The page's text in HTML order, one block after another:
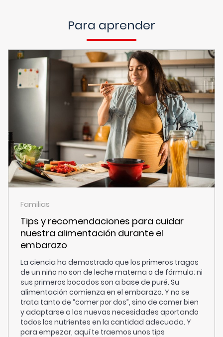
Para aprender
Familias
Tips y recomendaciones para cuidar
nuestra alimentación durante el
embarazo
La ciencia ha demostrado que los primeros tragos
de un niño no son de leche materna o de fórmula; ni
sus primeros bocados son a base de puré. Su
alimentación comienza en el embarazo. Y no se
trata tanto de “comer por dos”, sino de comer bien
y adaptarse a las nuevas necesidades aportando
todos los nutrientes en la cantidad adecuada. Y
para empezar, aquí te traemos unos tips